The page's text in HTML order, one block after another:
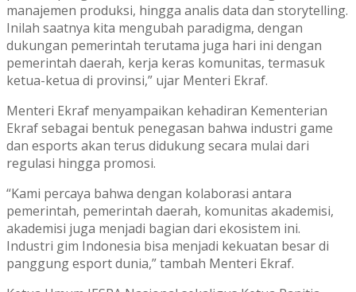
manajemen produksi, hingga analis data dan storytelling.
Inilah saatnya kita mengubah paradigma, dengan
dukungan pemerintah terutama juga hari ini dengan
pemerintah daerah, kerja keras komunitas, termasuk
ketua-ketua di provinsi,” ujar Menteri Ekraf.
Menteri Ekraf menyampaikan kehadiran Kementerian
Ekraf sebagai bentuk penegasan bahwa industri game
dan esports akan terus didukung secara mulai dari
regulasi hingga promosi.
“Kami percaya bahwa dengan kolaborasi antara
pemerintah, pemerintah daerah, komunitas akademisi,
akademisi juga menjadi bagian dari ekosistem ini.
Industri gim Indonesia bisa menjadi kekuatan besar di
panggung esport dunia,” tambah Menteri Ekraf.